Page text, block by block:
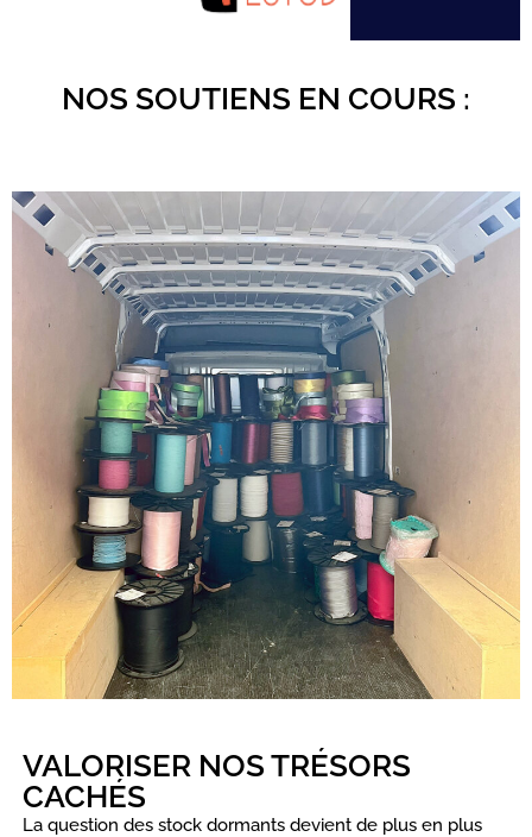
NOS SOUTIENS EN COURS :
VALORISER NOS TRÉSORS
CACHÉS
La question des stock dormants devient de plus en plus